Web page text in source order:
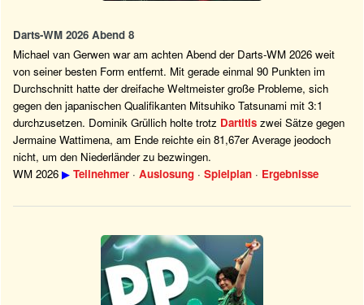
Darts-WM 2026 Abend 8
Michael van Gerwen war am achten Abend der Darts-WM 2026 weit
von seiner besten Form entfernt. Mit gerade einmal 90 Punkten im
Durchschnitt hatte der dreifache Weltmeister große Probleme, sich
gegen den japanischen Qualifikanten Mitsuhiko Tatsunami mit 3:1
durchzusetzen. Dominik Grüllich holte trotz Dartitis zwei Sätze gegen
Jermaine Wattimena, am Ende reichte ein 81,67er Average jeodoch
nicht, um den Niederländer zu bezwingen.
WM 2026 ▶ Teilnehmer · Auslosung · Spielplan · Ergebnisse